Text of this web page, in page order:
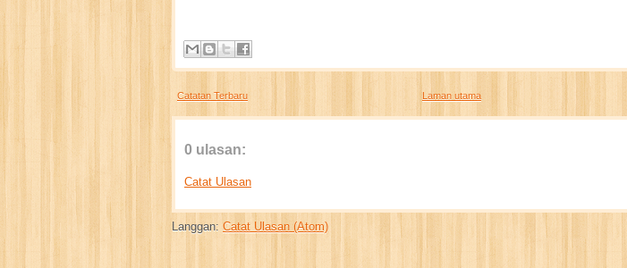
Catatan Terbaru Laman utama
0 ulasan:
Catat Ulasan
Langgan: Catat Ulasan (Atom)